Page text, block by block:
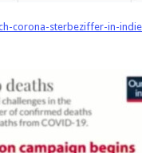
corona-sterbeziffer-in-